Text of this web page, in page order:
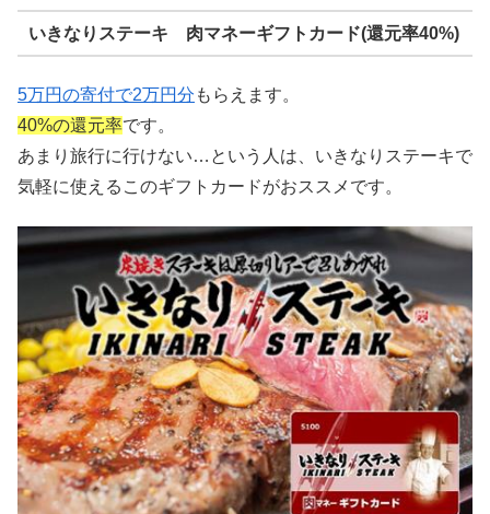
いきなりステーキ 肉マネーギフトカード(還元率40%)
5万円の寄付で2万円分 もらえます。
40%の還元率です。
あまり旅行に行けない…という人は、いきなりステーキで
気軽に使えるこのギフトカードがおススメです。